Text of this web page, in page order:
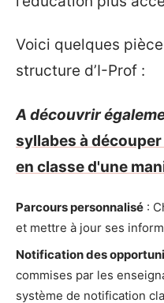
Voici quelques
structure d’I-Prof :
A découvrir
syllabes à
en classe d'une
Parcours personnalisé :
et mettre à jour ses
Notification des
commises par les
système de notification